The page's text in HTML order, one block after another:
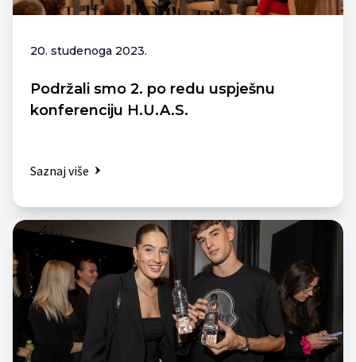
20. studenoga 2023.
Podržali smo 2. po redu uspješnu
konferenciju H.U.A.S.
Saznaj više